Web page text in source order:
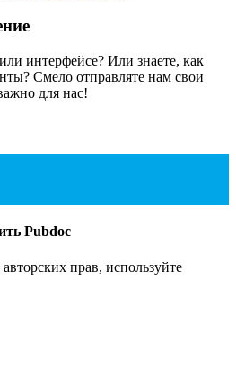
интерфейсе? Или знаете, как
Смело отправляте нам свои
для нас!
Pubdoc
прав, используйте